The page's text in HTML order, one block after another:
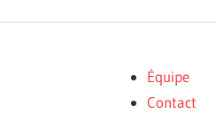
Équipe
Contact